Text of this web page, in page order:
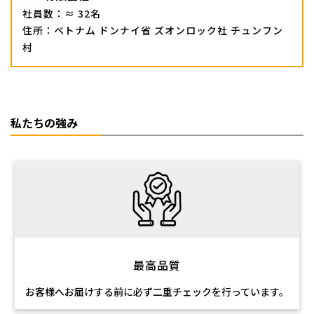
社員数：≈ 32名
住所：ベトナム ドンナイ省 ズオンロック社 チュンフン
村
私たちの強み
最高品質
お客様へお届けする前に必ず二重チェックを行っています。